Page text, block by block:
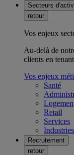
Secteurs
retour
Vos enjeux
Au-delà de
clients en
Vos enjeux
Santé
Retail
Services
Industries
Recrutement
retour